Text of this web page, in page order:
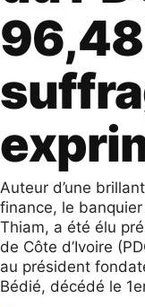
Auteur d’une
finance, le
Thiam, a été élu
de Côte d’Ivoire
au président
Bédié, décédé le